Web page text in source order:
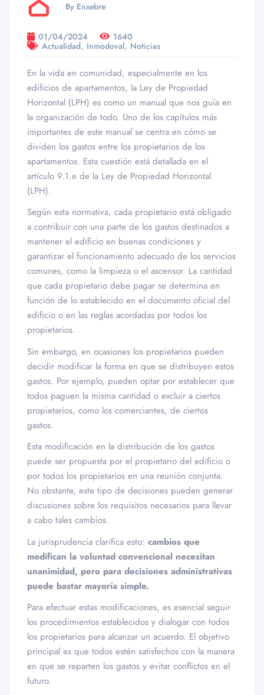
By Enxebre
01/04/2024
1640
Actualidad, Inmodoval, Noticias
En la vida en comunidad, especialmente en los
edificios de apartamentos, la Ley de Propiedad
Horizontal (LPH) es como un manual que nos guía en
la organización de todo. Uno de los capítulos más
importantes de este manual se centra en cómo se
dividen los gastos entre los propietarios de los
apartamentos. Esta cuestión está detallada en el
artículo 9.1.e de la Ley de Propiedad Horizontal
(LPH).
Según esta normativa, cada propietario está obligado
a contribuir con una parte de los gastos destinados a
mantener el edificio en buenas condiciones y
garantizar el funcionamiento adecuado de los servicios
comunes, como la limpieza o el ascensor. La cantidad
que cada propietario debe pagar se determina en
función de lo establecido en el documento oficial del
edificio o en las reglas acordadas por todos los
propietarios.
Sin embargo, en ocasiones los propietarios pueden
decidir modificar la forma en que se distribuyen estos
gastos. Por ejemplo, pueden optar por establecer que
todos paguen la misma cantidad o excluir a ciertos
propietarios, como los comerciantes, de ciertos
gastos.
Esta modificación en la distribución de los gastos
puede ser propuesta por el propietario del edificio o
por todos los propietarios en una reunión conjunta.
No obstante, este tipo de decisiones pueden generar
discusiones sobre los requisitos necesarios para llevar
a cabo tales cambios.
La jurisprudencia clarifica esto: cambios que
modifican la voluntad convencional necesitan
unanimidad, pero para decisiones administrativas
puede bastar mayoría simple.
Para efectuar estas modificaciones, es esencial seguir
los procedimientos establecidos y dialogar con todos
los propietarios para alcanzar un acuerdo. El objetivo
principal es que todos estén satisfechos con la manera
en que se reparten los gastos y evitar conflictos en el
futuro.